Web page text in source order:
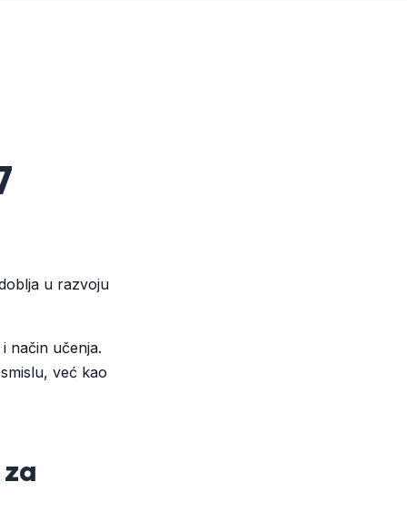
u razvoju
način učenja.
već kao